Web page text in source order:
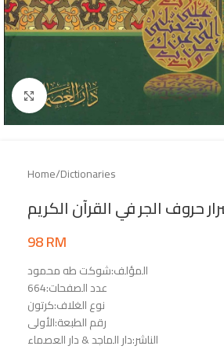
Click to enlarge
Home/Dictionaries
حروف الجر في القرآن الكريم
98RM
المؤلف:شوكت طه محمود
عدد الصفحات:664
نوع الغلاف:كرتون
رقم الطبعة:الأولى
الناشر:دار الماجد & دار العصماء